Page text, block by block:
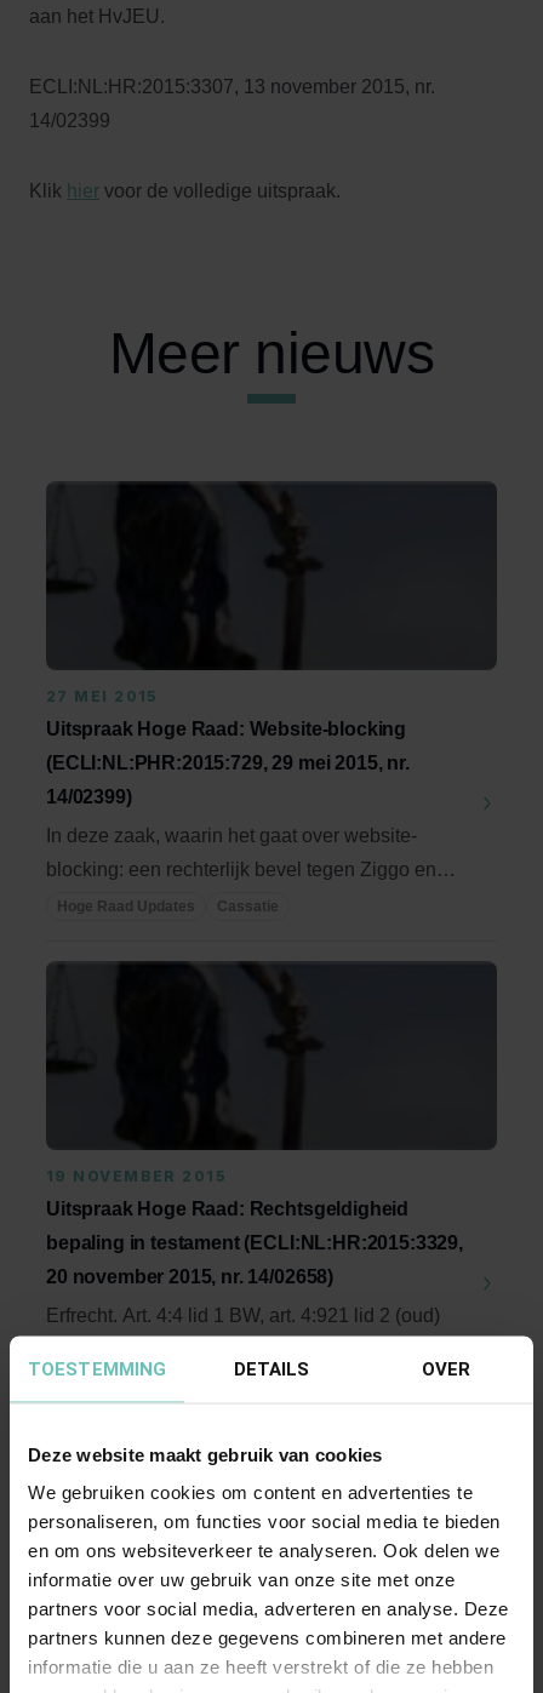
TOESTEMMING DETAILS OVER
Deze website maakt gebruik van cookies
We gebruiken cookies om content en advertenties te
personaliseren, om functies voor social media te bieden
en om ons websiteverkeer te analyseren. Ook delen we
informatie over uw gebruik van onze site met onze
partners voor social media, adverteren en analyse. Deze
partners kunnen deze gegevens combineren met andere
informatie die u aan ze heeft verstrekt of die ze hebben
aan het HvJEU.
ECLI:NL:HR:2015:3307, 13 november 2015, nr.
14/02399
Klik hier voor de volledige uitspraak.
Meer nieuws
27 MEI 2015
Uitspraak Hoge Raad: Website-blocking
(ECLI:NL:PHR:2015:729, 29 mei 2015, nr.
14/02399)
In deze zaak, waarin het gaat over website-
blocking: een rechterlijk bevel tegen Ziggo en
XS4ALL ...
Hoge Raad Updates Cassatie
19 NOVEMBER 2015
Uitspraak Hoge Raad: Rechtsgeldigheid
bepaling in testament (ECLI:NL:HR:2015:3329,
20 november 2015, nr. 14/02658)
Erfrecht. Art. 4:4 lid 1 BW, art. 4:921 lid 2 (oud)
10 JUNI 2015
Uitspraak Hoge Raad: Schade als gevolg van